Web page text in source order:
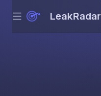
Menu LeakRadar